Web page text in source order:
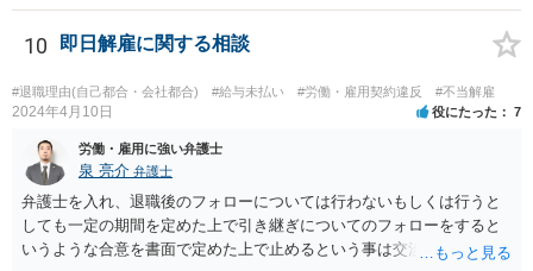
ような命令を下し、それにどの様な逆らい方をしたのかによっては、
権利の濫用として解雇が無効とされる恐れはあると思います。 【ご質
問２に対して】 得ている給与が高かったかどうかは、普通解雇の上で
は判断が難しいと思います。 経営上整理解雇の必要がある際の場合と
は事案が異なると思われます。 【ご質問３に対して】 「協調性のな
なく解雇ちうことをされたのでしたら、反省するチャンスも与えなか
ったと評価されることになろうかと思われます。 以上、ご質問が簡略
ですので、一般論的な私見としてお答えします。 ご参考になさって下
さい。
10 即日解雇に関する相談
#退職理由(自己都合・会社都合) #給与未払い #労働・雇用契約違反 #不当解雇
2024年4月10日 役にたった 7
労働・雇用に強い弁護士
泉 亮介 弁護士
弁護士を入れ、退職後のフォローについては行わないもしくは行うと
しても一定の期間を定めた上で引き継ぎについてのフォローをすると
いうような合意を書面で定めた上で止めるという事は交渉次第で可能